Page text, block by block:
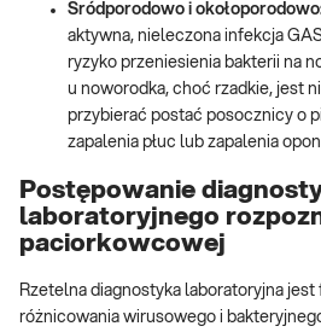
Śródporodowo i
aktywna, nieleczona infekcja
ryzyko przeniesienia bakterii na
u noworodka, choć rzadkie, jest
przybierać postać posocznicy o
zapalenia płuc lub zapalenia
Postępowanie
laboratoryjnego
paciorkowcowej
Rzetelna diagnostyka laboratoryjna
różnicowania wirusowego i